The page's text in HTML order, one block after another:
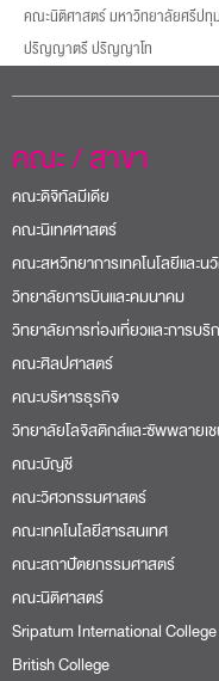
คณะนิติศาสตร์ มหาวิทยาลัยศรีปทุ
ปริญญาตรี ปริญญาโท
คณะ / สาขา
คณะดิจิทัลมีเดีย
คณะนิเทศศาสตร์
คณะสหวิทยาการเทคโนโลยีและน
วิทยาลัยการบินและคมนาคม
วิทยาลัยการท่องเที่ยวและการบริ
คณะศิลปศาสตร์
คณะบริหารธุรกิจ
วิทยาลัยโลจิสติกส์และซัพพลายเ
คณะบัญชี
คณะวิศวกรรมศาสตร์
คณะเทคโนโลยีสารสนเทศ
คณะสถาปัตยกรรมศาสตร์
คณะนิติศาสตร์
Sripatum International College
British College